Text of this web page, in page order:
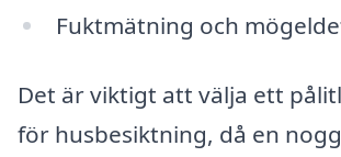
Fuktmätning och
Det är viktigt att välja ett
för husbesiktning, då en